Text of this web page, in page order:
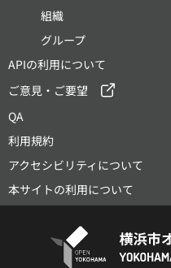
組織
グループ
APIの利用について
ご意見・ご要望
QA
利用規約
アクセシビリティについて
本サイトの利用について